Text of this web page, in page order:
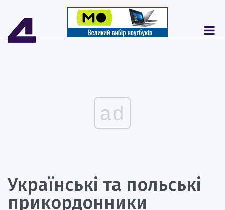
ad
Українські та польські
прикордонники